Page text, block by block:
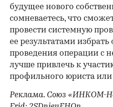
будущее нового
сомневаетесь, что
провести системную
ее результатами
проведения операции с
лучше привлечь к
профильного юриста или
Реклама. Союз «ИНКОМ-